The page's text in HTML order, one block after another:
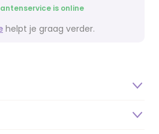
is online
helpt je graag verder.